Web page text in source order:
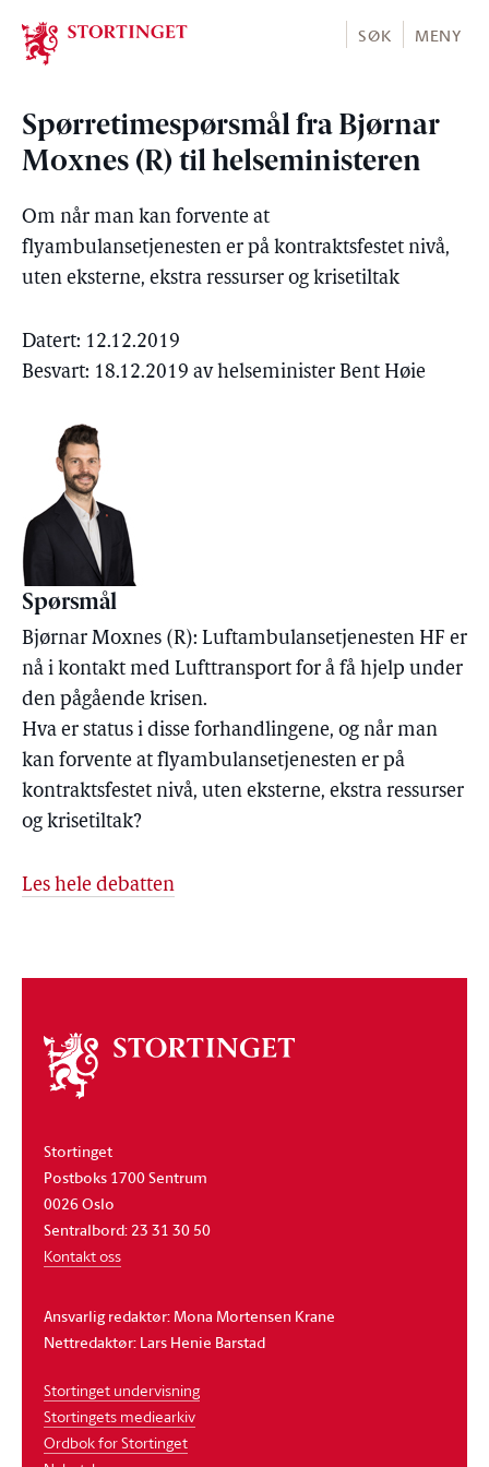
Stortinget.no
SØK MENY
Spørretimespørsmål fra Bjørnar
Moxnes (R) til helseministeren
Om når man kan forvente at
flyambulansetjenesten er på kontraktsfestet nivå,
uten eksterne, ekstra ressurser og krisetiltak
Datert: 12.12.2019
Besvart: 18.12.2019 av helseminister Bent Høie
Spørsmål
Bjørnar Moxnes (R): Luftambulansetjenesten HF er
nå i kontakt med Lufttransport for å få hjelp under
den pågående krisen.
Hva er status i disse forhandlingene, og når man
kan forvente at flyambulansetjenesten er på
kontraktsfestet nivå, uten eksterne, ekstra ressurser
og krisetiltak?
Les hele debatten
Om
stortinget
Stortinget
Postboks 1700 Sentrum
0026 Oslo
Sentralbord: 23 31 30 50
Kontakt oss
Ansvarlig redaktør: Mona Mortensen Krane
Nettredaktør: Lars Henie Barstad
Stortinget undervisning
Stortingets mediearkiv
Ordbok for Stortinget